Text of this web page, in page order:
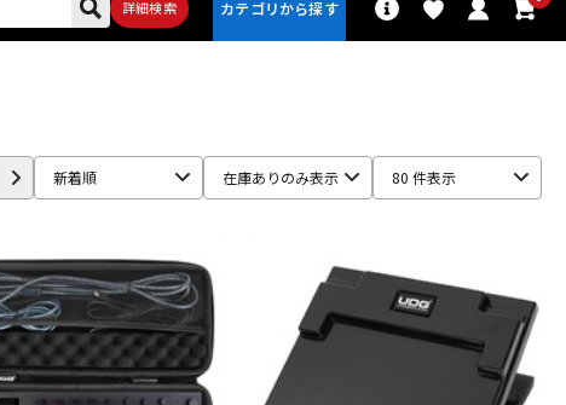
詳細検索
配信/ライブ
機器
楽器アクセサ
新着順 在庫ありのみ表示 80 件表示